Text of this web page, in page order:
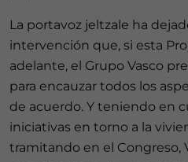
La portavoz jeltzale ha
intervención que, si esta
adelante, el Grupo Vasco
para encauzar todos los
de acuerdo. Y teniendo en
iniciativas en torno a la
tramitando en el Congreso,